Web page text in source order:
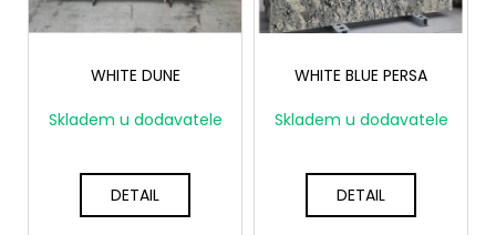
ů
p
WHITE DUNE
Skladem u dodavatele
DETAIL
WHITE BLUE PERSA
Skladem u dodavatele
DETAIL
a